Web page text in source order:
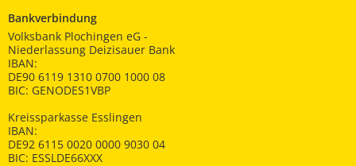
Bankverbindung
Volksbank Plochingen eG -
Niederlassung Deizisauer Bank
IBAN:
DE90 6119 1310 0700 1000 08
BIC: GENODES1VBP
Kreissparkasse Esslingen
IBAN:
DE92 6115 0020 0000 9030 04
BIC: ESSLDE66XXX